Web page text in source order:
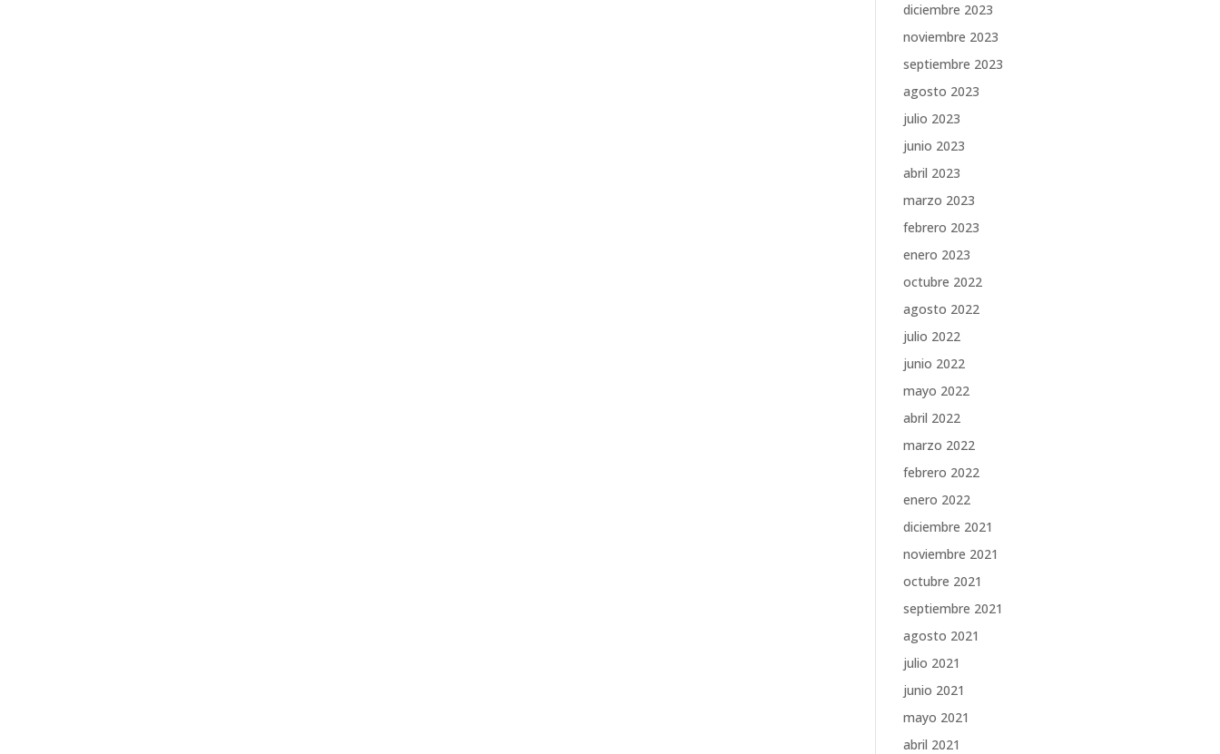
diciembre 2023
noviembre 2023
septiembre 2023
agosto 2023
julio 2023
junio 2023
abril 2023
marzo 2023
febrero 2023
enero 2023
octubre 2022
agosto 2022
julio 2022
junio 2022
mayo 2022
abril 2022
marzo 2022
febrero 2022
enero 2022
diciembre 2021
noviembre 2021
octubre 2021
septiembre 2021
agosto 2021
julio 2021
junio 2021
mayo 2021
abril 2021